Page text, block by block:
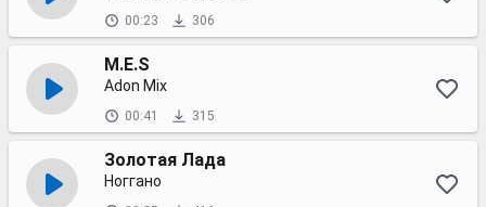
00:23 306
M.E.S
Adon Mix
00:41 315
Золотая Лада
Ноггано